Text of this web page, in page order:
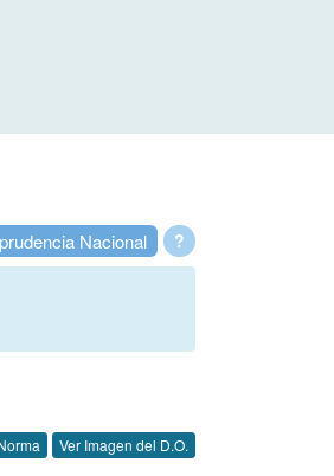
?
Nacional
Ver Imagen del D.O.